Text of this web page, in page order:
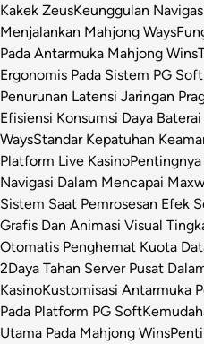
Kakek ZeusKeunggulan
Menjalankan Mahjong Ways
Pada Antarmuka Mahjong Wins
Ergonomis Pada Sistem PG Soft
Penurunan Latensi Jaringan
Efisiensi Konsumsi Daya
WaysStandar Kepatuhan
Platform Live Kasino
Navigasi Dalam Mencapai
Sistem Saat Pemrosesan Efek
Grafis Dan Animasi Visual
Otomatis Penghemat Kuota
2Daya Tahan Server Pusat
KasinoKustomisasi Antarmuka
Pada Platform PG Soft
Utama Pada Mahjong Wins